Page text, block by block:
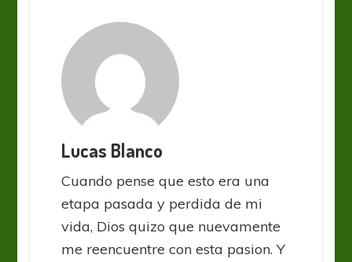
Lucas Blanco
Cuando pense que esto era una
etapa pasada y perdida de mi
vida, Dios quizo que nuevamente
me reencuentre con esta pasion. Y